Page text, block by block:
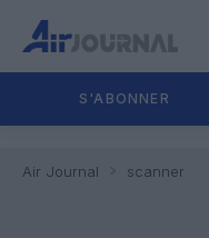
S'ABONNER
Air Journal scanner